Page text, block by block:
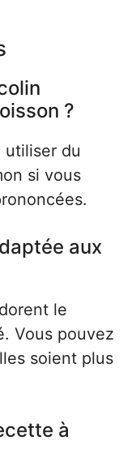
?
utiliser du
si vous
aux
le
Vous pouvez
soient plus
à